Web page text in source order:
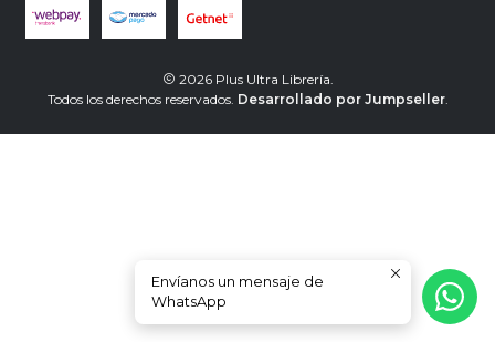
2026 Plus Ultra Librería.
Todos los derechos reservados. Desarrollado por Jumpseller.
Envíanos un mensaje de
WhatsApp